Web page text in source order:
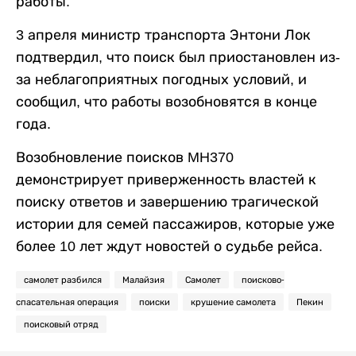
3 апреля министр транспорта Энтони Лок
подтвердил, что поиск был приостановлен из-
за неблагоприятных погодных условий, и
сообщил, что работы возобновятся в конце
года.
Возобновление поисков MH370
демонстрирует приверженность властей к
поиску ответов и завершению трагической
истории для семей пассажиров, которые уже
более 10 лет ждут новостей о судьбе рейса.
самолет разбился Малайзия Самолет поисково-
спасательная операция поиски крушение самолета Пекин
поисковый отряд